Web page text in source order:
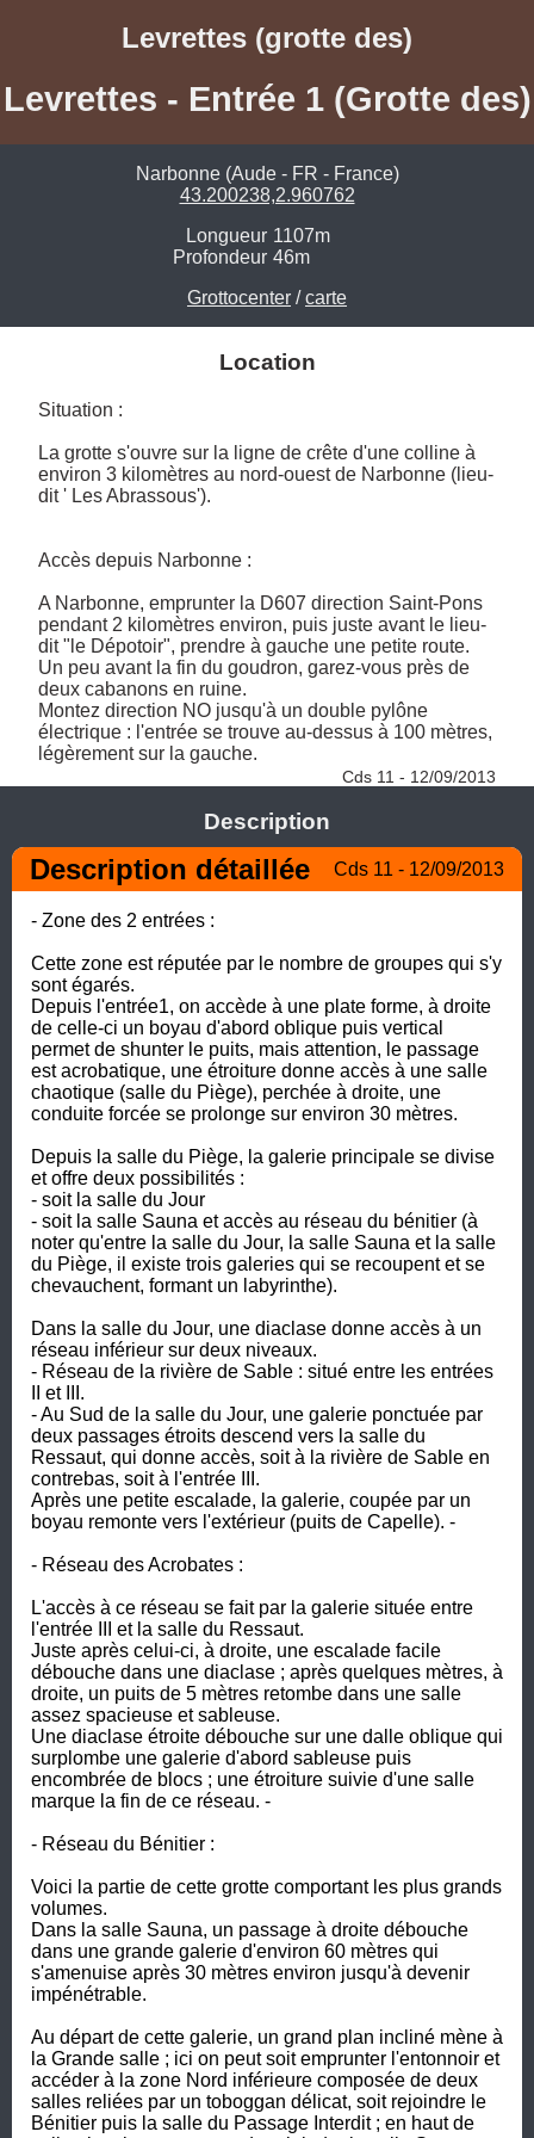
Levrettes (grotte des)
Levrettes - Entrée 1 (Grotte des)
Narbonne (Aude - FR - France)
43.200238,2.960762
Longueur 1107m
Profondeur 46m
Grottocenter /carte
Location
Situation :
La grotte s'ouvre sur la ligne de crête d'une colline à
environ 3 kilomètres au nord-ouest de Narbonne (lieu-
dit ' Les Abrassous').
Accès depuis Narbonne :
A Narbonne, emprunter la D607 direction Saint-Pons
pendant 2 kilomètres environ, puis juste avant le lieu-
dit "le Dépotoir", prendre à gauche une petite route.
Un peu avant la fin du goudron, garez-vous près de
deux cabanons en ruine.
Montez direction NO jusqu'à un double pylône
électrique : l'entrée se trouve au-dessus à 100 mètres,
légèrement sur la gauche.
Cds 11 - 12/09/2013
Description
Description détaillée Cds 11 - 12/09/2013
- Zone des 2 entrées :
Cette zone est réputée par le nombre de groupes qui s'y
sont égarés.
Depuis l'entrée1, on accède à une plate forme, à droite
de celle-ci un boyau d'abord oblique puis vertical
permet de shunter le puits, mais attention, le passage
est acrobatique, une étroiture donne accès à une salle
chaotique (salle du Piège), perchée à droite, une
conduite forcée se prolonge sur environ 30 mètres.
Depuis la salle du Piège, la galerie principale se divise
et offre deux possibilités :
- soit la salle du Jour
- soit la salle Sauna et accès au réseau du bénitier (à
noter qu'entre la salle du Jour, la salle Sauna et la salle
du Piège, il existe trois galeries qui se recoupent et se
chevauchent, formant un labyrinthe).
Dans la salle du Jour, une diaclase donne accès à un
réseau inférieur sur deux niveaux.
- Réseau de la rivière de Sable : situé entre les entrées
II et III.
- Au Sud de la salle du Jour, une galerie ponctuée par
deux passages étroits descend vers la salle du
Ressaut, qui donne accès, soit à la rivière de Sable en
contrebas, soit à l'entrée III.
Après une petite escalade, la galerie, coupée par un
boyau remonte vers l'extérieur (puits de Capelle). -
- Réseau des Acrobates :
L'accès à ce réseau se fait par la galerie située entre
l'entrée III et la salle du Ressaut.
Juste après celui-ci, à droite, une escalade facile
débouche dans une diaclase ; après quelques mètres, à
droite, un puits de 5 mètres retombe dans une salle
assez spacieuse et sableuse.
Une diaclase étroite débouche sur une dalle oblique qui
surplombe une galerie d'abord sableuse puis
encombrée de blocs ; une étroiture suivie d'une salle
marque la fin de ce réseau. -
- Réseau du Bénitier :
Voici la partie de cette grotte comportant les plus grands
volumes.
Dans la salle Sauna, un passage à droite débouche
dans une grande galerie d'environ 60 mètres qui
s'amenuise après 30 mètres environ jusqu'à devenir
impénétrable.
Au départ de cette galerie, un grand plan incliné mène à
la Grande salle ; ici on peut soit emprunter l'entonnoir et
accéder à la zone Nord inférieure composée de deux
salles reliées par un toboggan délicat, soit rejoindre le
Bénitier puis la salle du Passage Interdit ; en haut de